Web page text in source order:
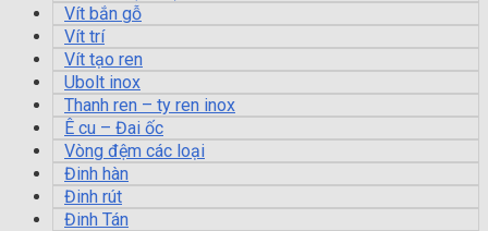
Vít bắn gỗ
Vít trí
Vít tạo ren
Ubolt inox
Thanh ren – ty ren inox
Ê cu – Đai ốc
Vòng đệm các loại
Đinh hàn
Đinh rút
Đinh Tán